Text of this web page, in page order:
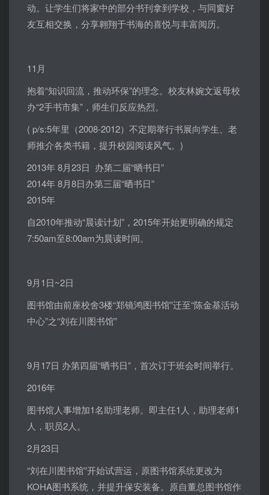
动。让学生们将家中的部分书刊拿到学校，与同窗好
友互相交换，分享翱翔于书海的喜悦与丰富阅历。
11月
抱着“知识回流，推动环保”的理念。校友林婉文返母校
办“2手书市集”，师生们反应热烈。
( p/s:5年里（2008-2012）不定期举行书展向学生、老
师推介各类书籍，提升校园阅读风气。)
2013年 8月23日 办第二届“晒书日”
2014年 8月8日办第三届“晒书日”
2015年
自2010年推动“晨读计划”，2015年开始更明确的规定
7:50am至8:00am为晨读时间。
9月1日~2日
图书馆由前座校舍3楼“郑镜鸿图书馆”迁至“陈金基活动
中心”之“刘在川图书馆”
9月17日 办第四届“晒书日”，首次订于班会时间举行。
2016年
图书馆人事增加1名助理老师。即主任1人，助理老师1
人，职员2人。
2月23日
“刘在川图书馆”开始试营运，原图书馆系统更改为
KOHA图书系统，并提升保安装备。原自董总图书馆作